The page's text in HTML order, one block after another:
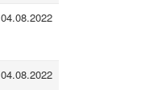
04.08.2022
04.08.2022